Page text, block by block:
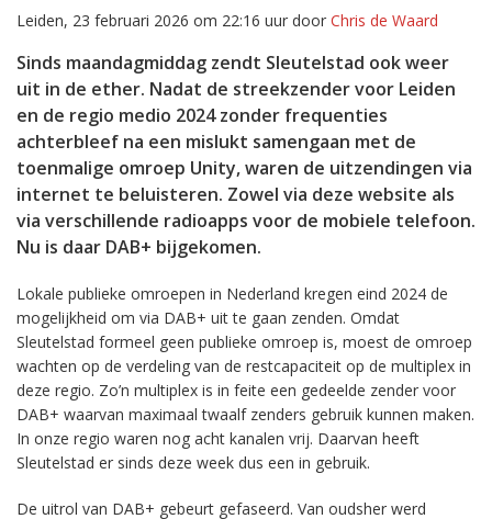
Leiden, 23 februari 2026 om 22:16 uur door Chris de Waard
Sinds maandagmiddag zendt Sleutelstad ook weer
uit in de ether. Nadat de streekzender voor Leiden
en de regio medio 2024 zonder frequenties
achterbleef na een mislukt samengaan met de
toenmalige omroep Unity, waren de uitzendingen via
internet te beluisteren. Zowel via deze website als
via verschillende radioapps voor de mobiele telefoon.
Nu is daar DAB+ bijgekomen.
Lokale publieke omroepen in Nederland kregen eind 2024 de
mogelijkheid om via DAB+ uit te gaan zenden. Omdat
Sleutelstad formeel geen publieke omroep is, moest de omroep
wachten op de verdeling van de restcapaciteit op de multiplex in
deze regio. Zo’n multiplex is in feite een gedeelde zender voor
DAB+ waarvan maximaal twaalf zenders gebruik kunnen maken.
In onze regio waren nog acht kanalen vrij. Daarvan heeft
Sleutelstad er sinds deze week dus een in gebruik.
De uitrol van DAB+ gebeurt gefaseerd. Van oudsher werd